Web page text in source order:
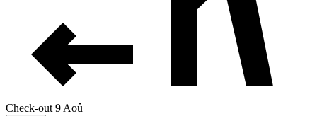
Check-out 9 Aoû